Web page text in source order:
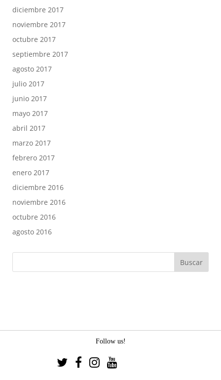
diciembre 2017
noviembre 2017
octubre 2017
septiembre 2017
agosto 2017
julio 2017
junio 2017
mayo 2017
abril 2017
marzo 2017
febrero 2017
enero 2017
diciembre 2016
noviembre 2016
octubre 2016
agosto 2016
Follow us!